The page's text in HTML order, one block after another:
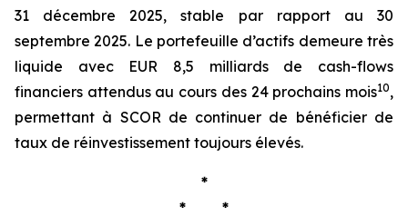
31 décembre 2025, stable par rapport au 30
septembre 2025. Le portefeuille d’actifs demeure très
liquide avec EUR 8,5 milliards de cash-flows
financiers attendus au cours des 24 prochains mois10,
permettant à SCOR de continuer de bénéficier de
taux de réinvestissement toujours élevés.
*
* *